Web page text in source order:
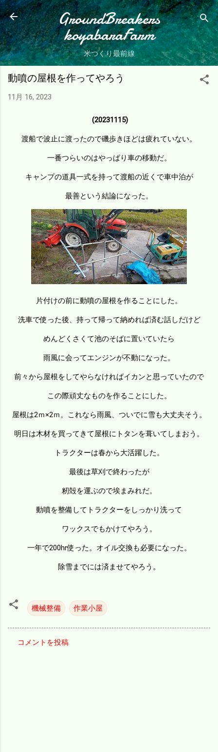
スキップしてメイン コンテンツに移動
GroundBreakers
koyabaraFarm
米つくり最前線
動噴の屋根を作ってやろう
11月 16, 2023
(20231115)
渡船で波止に渡ったので磯歩きほどは疲れていない。
一番つらいのはやっぱり車の移動だ。
キャンプの道具一式を持って渡船の近くで車中泊が
最善という結論になった。
片付けの前に動噴の屋根を作ることにした。
洗車で使った後、持って帰って納めれば済む話しだけど
めんどくさくて池のそばに置いていたら
雨風に会ってエンジンが不動になった。
前々から屋根をしてやらなければイカンと思っていたので
この際頑丈なものを作ることにした。
屋根は2ｍ×2ｍ。これなら雨風、ついでに雪も大丈夫そう。
明日は木材を買ってきて屋根にトタンを葺いてしまおう。
トラクターは春から大活躍した。
最後は草刈で終わったが
籾殻を運ぶので埃まみれだ。
動噴を整備してトラクターをしっかり洗って
ワックスでもかけてやろう。
一年で200hr使った。オイル交換も必要になった。
除雪までには済ませてやろう。
機械整備 作業小屋
コメントを投稿